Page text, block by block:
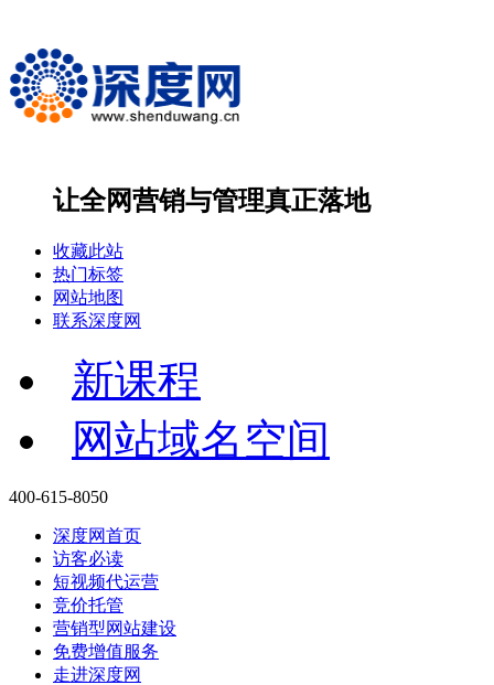
让全网营销与管理真正落地
收藏此站
热门标签
网站地图
联系深度网
新课程
网站域名空间
400-615-8050
深度网首页
访客必读
短视频代运营
竞价托管
营销型网站建设
免费增值服务
走进深度网